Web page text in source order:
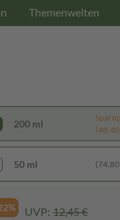
Themenwelten
200 ml
(48,40
50 ml (74,80
UVP: 12,45 €